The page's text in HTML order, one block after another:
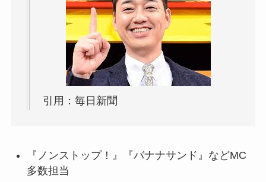
引用：毎日新聞
『ノンストップ！』『バナナサンド』などMC
多数担当